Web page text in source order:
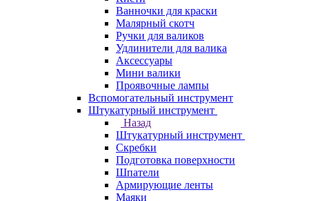
Ванночки для краски
Малярный скотч
Ручки для валиков
Удлинители для валика
Аксессуары
Мини валики
Проявочные лампы
Вспомогательный инструмент
Штукатурный инструмент
Назад
Штукатурный инструмент
Скребки
Подготовка поверхности
Шпатели
Армирующие ленты
Маяки